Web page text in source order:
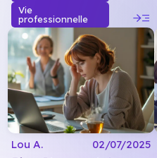
Vie
professionnelle
read_more
Lou A. 02/07/2025